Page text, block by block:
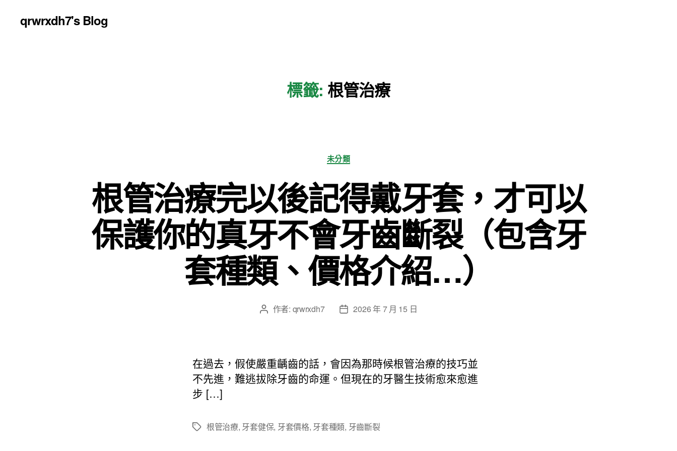
qrwrxdh7's Blog
標籤: 根管治療
分
類
未分類
根管治療完以後記得戴牙套，才可以
保護你的真牙不會牙齒斷裂（包含牙
套種類、價格介紹…）
文 作者: qrwrxdh7
文
日
期
2026 年 7 月 15 日
在過去，假使嚴重齲齒的話，會因為那時候根管治療的技巧並
不先進，難逃拔除牙齒的命運。但現在的牙醫生技術愈來愈進
步 […]
標 根管治療, 牙套健保, 牙套價格, 牙套種類, 牙齒斷裂